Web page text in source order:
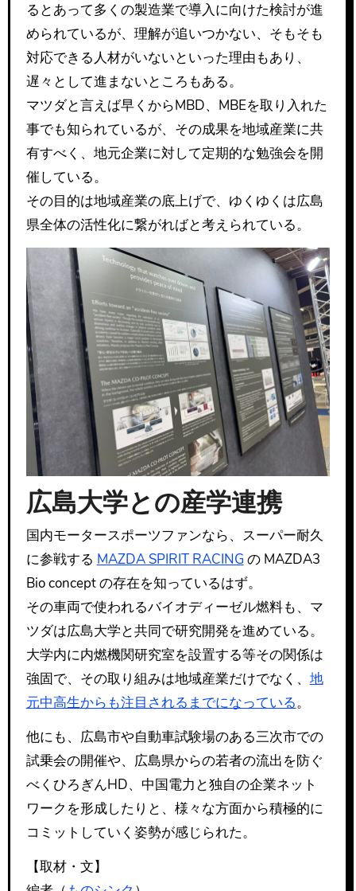
るとあって多くの製造業で導入に向けた検討が進
められているが、理解が追いつかない、そもそも
対応できる人材がいないといった理由もあり、
遅々として進まないところもある。
マツダと言えば早くからMBD、MBEを取り入れた
事でも知られているが、その成果を地域産業に共
有すべく、地元企業に対して定期的な勉強会を開
催している。
その目的は地域産業の底上げで、ゆくゆくは広島
県全体の活性化に繋がればと考えられている。
広島大学との産学連携
国内モータースポーツファンなら、スーパー耐久
に参戦する MAZDA SPIRIT RACING の MAZDA3
Bio concept の存在を知っているはず。
その車両で使われるバイオディーゼル燃料も、マ
ツダは広島大学と共同で研究開発を進めている。
大学内に内燃機関研究室を設置する等その関係は
強固で、その取り組みは地域産業だけでなく、 地
元中高生からも注目されるまでになっている。
他にも、広島市や自動車試験場のある三次市での
試乗会の開催や、広島県からの若者の流出を防ぐ
べくひろぎんHD、中国電力と独自の企業ネット
ワークを形成したりと、様々な方面から積極的に
コミットしていく姿勢が感じられた。
【取材・文】